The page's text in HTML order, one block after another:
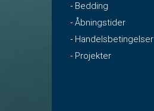
Bedding
Åbningstider
Handelsbetingelser
Projekter